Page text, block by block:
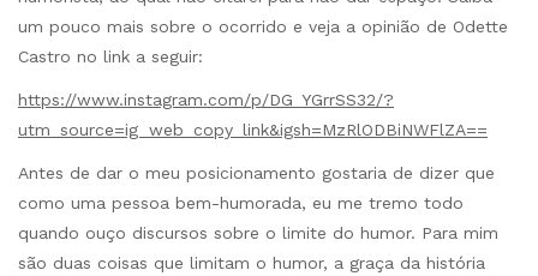
um pouco mais sobre o ocorrido e veja a opinião de Odette
Castro no link a seguir:
https://www.instagram.com/p/DG_YGrrSS32/?
utm_source=ig_web_copy_link&igsh=MzRlODBiNWFlZA==
Antes de dar o meu posicionamento gostaria de dizer que
como uma pessoa bem-humorada, eu me tremo todo
quando ouço discursos sobre o limite do humor. Para mim
são duas coisas que limitam o humor, a graça da história